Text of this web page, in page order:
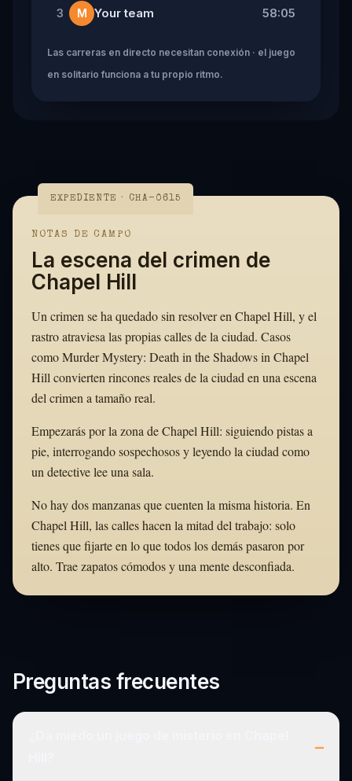
3 M Your team 58:05
Las carreras en directo necesitan conexión · el juego
en solitario funciona a tu propio ritmo.
EXPEDIENTE · CHA-0615
NOTAS DE CAMPO
La escena del crimen de
Chapel Hill
Un crimen se ha quedado sin resolver en Chapel Hill, y el
rastro atraviesa las propias calles de la ciudad. Casos
como Murder Mystery: Death in the Shadows in Chapel
Hill convierten rincones reales de la ciudad en una escena
del crimen a tamaño real.
Empezarás por la zona de Chapel Hill: siguiendo pistas a
pie, interrogando sospechosos y leyendo la ciudad como
un detective lee una sala.
No hay dos manzanas que cuenten la misma historia. En
Chapel Hill, las calles hacen la mitad del trabajo: solo
tienes que fijarte en lo que todos los demás pasaron por
alto. Trae zapatos cómodos y una mente desconfiada.
Preguntas frecuentes
–